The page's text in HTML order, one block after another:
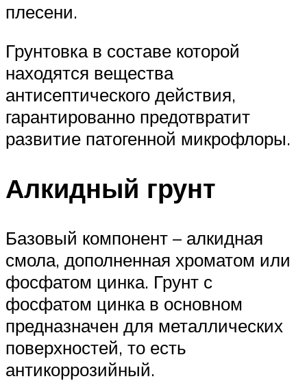
плесени.
Грунтовка в составе которой
находятся вещества
антисептического действия,
гарантированно предотвратит
развитие патогенной микрофлоры.
Алкидный грунт
Базовый компонент – алкидная
смола, дополненная хроматом или
фосфатом цинка. Грунт с
фосфатом цинка в основном
предназначен для металлических
поверхностей, то есть
антикоррозийный.